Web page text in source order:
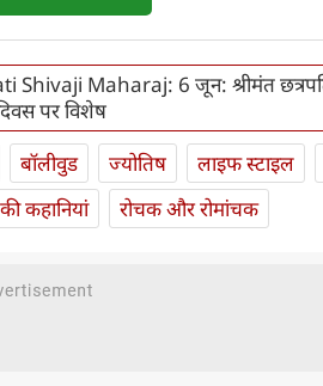
Maharaj: 6 जून: श्रीमंत
पर विशेष
बॉलीवुड ज्योतिष लाइफ स्‍टाइल
कहानियां रोचक और रोमांचक